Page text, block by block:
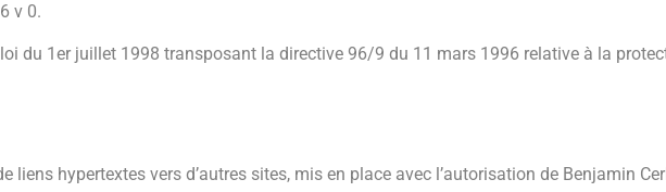
v 0.
du 1er juillet 1998 transposant la directive 96/9 du 11 mars 1996 relative à la
liens hypertextes vers d’autres sites, mis en place avec l’autorisation de Benjamin